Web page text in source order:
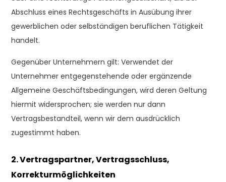
Abschluss eines Rechtsgeschäfts in Ausübung ihrer
gewerblichen oder selbständigen beruflichen Tätigkeit
handelt.
Gegenüber Unternehmern gilt: Verwendet der
Unternehmer entgegenstehende oder ergänzende
Allgemeine Geschäftsbedingungen, wird deren Geltung
hiermit widersprochen; sie werden nur dann
Vertragsbestandteil, wenn wir dem ausdrücklich
zugestimmt haben.
2. Vertragspartner, Vertragsschluss,
Korrekturmöglichkeiten